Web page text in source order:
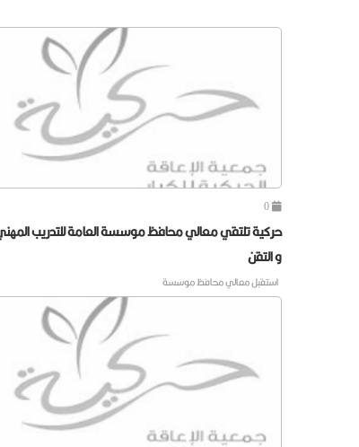
0
حركية تلتقي معالي محافظ موسسة العامة للتدريب
و التقن
استقبل معالي محافظ موسسة